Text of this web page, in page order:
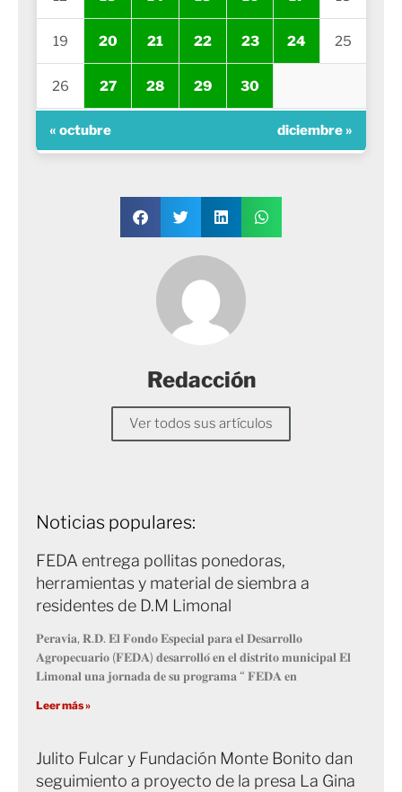
19 20 21 22 23 24 25
26 27 28 29 30
« octubre diciembre »
Redacción
Ver todos sus artículos
Noticias populares:
FEDA entrega pollitas ponedoras,
herramientas y material de siembra a
residentes de D.M Limonal
𝐏𝐞𝐫𝐚𝐯𝐢𝐚, 𝐑.𝐃. 𝐄𝐥 𝐅𝐨𝐧𝐝𝐨 𝐄𝐬𝐩𝐞𝐜𝐢𝐚𝐥 𝐩𝐚𝐫𝐚 𝐞𝐥 𝐃𝐞𝐬𝐚𝐫𝐫𝐨𝐥𝐥𝐨
𝐀𝐠𝐫𝐨𝐩𝐞𝐜𝐮𝐚𝐫𝐢𝐨 (𝐅𝐄𝐃𝐀) 𝐝𝐞𝐬𝐚𝐫𝐫𝐨𝐥𝐥𝐨́ 𝐞𝐧 𝐞𝐥 𝐝𝐢𝐬𝐭𝐫𝐢𝐭𝐨 𝐦𝐮𝐧𝐢𝐜𝐢𝐩𝐚𝐥 𝐄𝐥
𝐋𝐢𝐦𝐨𝐧𝐚𝐥 𝐮𝐧𝐚 𝐣𝐨𝐫𝐧𝐚𝐝𝐚 𝐝𝐞 𝐬𝐮 𝐩𝐫𝐨𝐠𝐫𝐚𝐦𝐚 “ 𝐅𝐄𝐃𝐀 𝐞𝐧
Leer más »
Julito Fulcar y Fundación Monte Bonito dan
seguimiento a proyecto de la presa La Gina